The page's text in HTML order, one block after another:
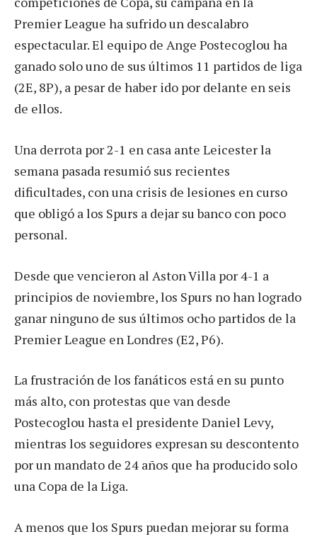
Premier League ha sufrido un descalabro
espectacular. El equipo de Ange Postecoglou ha
ganado solo uno de sus últimos 11 partidos de liga
(2E, 8P), a pesar de haber ido por delante en seis
de ellos.
Una derrota por 2-1 en casa ante Leicester la
semana pasada resumió sus recientes
dificultades, con una crisis de lesiones en curso
que obligó a los Spurs a dejar su banco con poco
personal.
Desde que vencieron al Aston Villa por 4-1 a
principios de noviembre, los Spurs no han logrado
ganar ninguno de sus últimos ocho partidos de la
Premier League en Londres (E2, P6).
La frustración de los fanáticos está en su punto
más alto, con protestas que van desde
Postecoglou hasta el presidente Daniel Levy,
mientras los seguidores expresan su descontento
por un mandato de 24 años que ha producido solo
una Copa de la Liga.
A menos que los Spurs puedan mejorar su forma